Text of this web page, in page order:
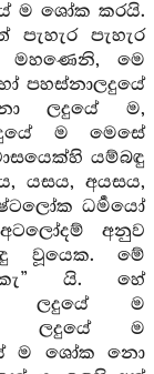
ම ශෝක කරයි.
පැහැර
මහණෙනි, මෙ
පහස්නාලදුයේ
ලදුයේ ම,
ම මෙසේ
යම්බඳු
යසය, අයසය,
ධර්‍මයෝ
අනුව
වූයෙක. මේ
යි. හේ
ලදුයේ ම
ලදුයේ ම
ම ශෝක නො